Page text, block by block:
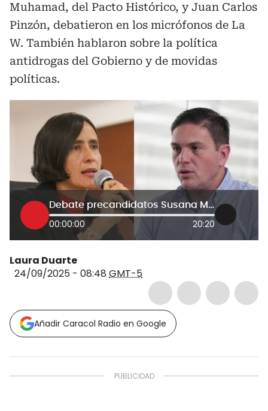
Muhamad, del Pacto Histórico, y Juan Carlos
Pinzón, debatieron en los micrófonos de La
W. También hablaron sobre la política
antidrogas del Gobierno y de movidas
políticas.
Debate precandidatos Susana Muhamad y Juan Carlos Pinzón: economía ilegal, Petro en la ONU y más
00:00:00 20:20
Laura Duarte
24/09/2025 - 08:48 GMT-5
Añadir Caracol Radio en Google